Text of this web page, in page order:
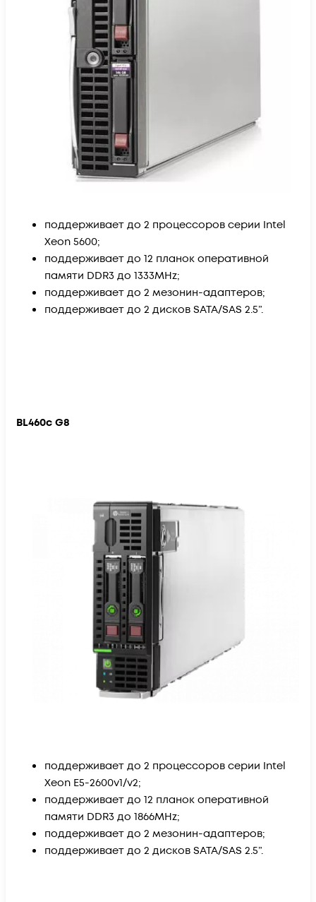
поддерживает до 2 процессоров серии Intel
Xeon 5600;
поддерживает до 12 планок оперативной
памяти DDR3 до 1333MHz;
поддерживает до 2 мезонин-адаптеров;
поддерживает до 2 дисков SATA/SAS 2.5”.
BL460c G8
поддерживает до 2 процессоров серии Intel
Xeon E5-2600v1/v2;
поддерживает до 12 планок оперативной
памяти DDR3 до 1866MHz;
поддерживает до 2 мезонин-адаптеров;
поддерживает до 2 дисков SATA/SAS 2.5”.